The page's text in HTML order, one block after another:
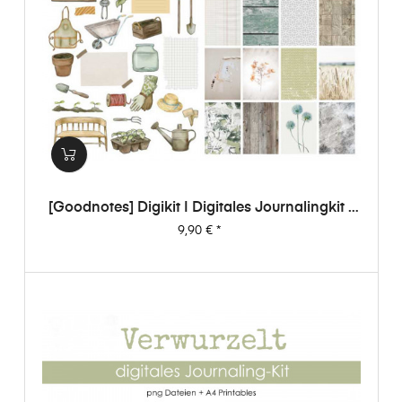
[Goodnotes] Digikit | Digitales Journalingkit -
Verwurzelt
Preis
9,90 €*